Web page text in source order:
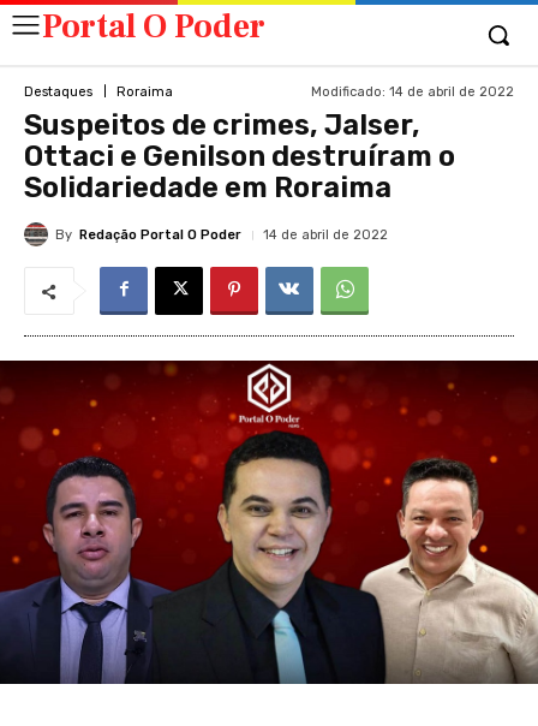
Portal O Poder
Destaques Roraima Modificado: 14 de abril de 2022
Suspeitos de crimes, Jalser,
Ottaci e Genilson destruíram o
Solidariedade em Roraima
By Redação Portal O Poder 14 de abril de 2022